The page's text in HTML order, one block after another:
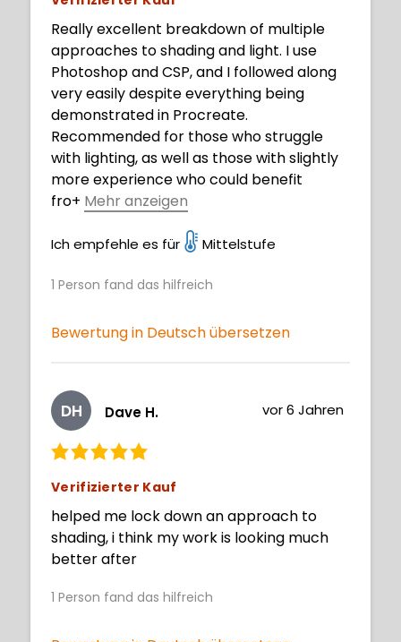
Really excellent breakdown of multiple
approaches to shading and light. I use
Photoshop and CSP, and I followed along
very easily despite everything being
demonstrated in Procreate.
Recommended for those who struggle
with lighting, as well as those with slightly
more experience who could benefit
fro+ Mehr anzeigen
straightforward techniques.
Ich empfehle es für Mittelstufe
1 Person fand das hilfreich
Bewertung in Deutsch übersetzen
DH Dave H. vor 6 Jahren
Verifizierter Kauf
helped me lock down an approach to
shading, i think my work is looking much
better after
1 Person fand das hilfreich